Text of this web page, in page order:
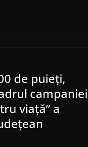
de puieţi,
campaniei
viaţă” a